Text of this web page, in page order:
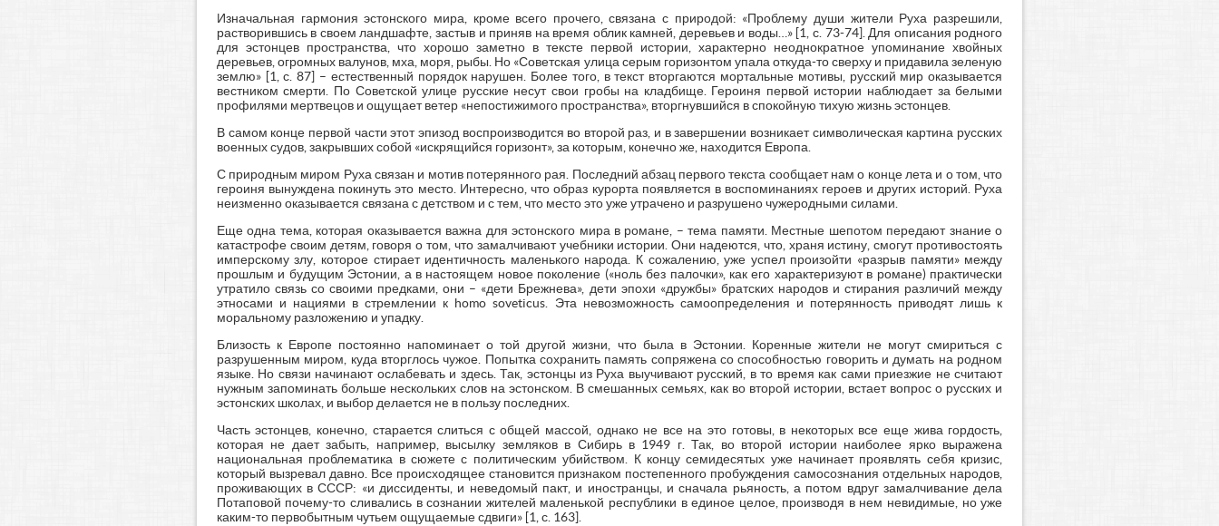
Изначальная гармония эстонского мира, кроме всего прочего, связана с природой: «Проблему души жители Руха разрешили,
растворившись в своем ландшафте, застыв и приняв на время облик камней, деревьев и воды…» [1, с. 73-74]. Для описания родного
для эстонцев пространства, что хорошо заметно в тексте первой истории, характерно неоднократное упоминание хвойных
деревьев, огромных валунов, мха, моря, рыбы. Но «Советская улица серым горизонтом упала откуда-то сверху и придавила зеленую
землю» [1, с. 87] – естественный порядок нарушен. Более того, в текст вторгаются мортальные мотивы, русский мир оказывается
вестником смерти. По Советской улице русские несут свои гробы на кладбище. Героиня первой истории наблюдает за белыми
профилями мертвецов и ощущает ветер «непостижимого пространства», вторгнувшийся в спокойную тихую жизнь эстонцев.
В самом конце первой части этот эпизод воспроизводится во второй раз, и в завершении возникает символическая картина русских
военных судов, закрывших собой «искрящийся горизонт», за которым, конечно же, находится Европа.
С природным миром Руха связан и мотив потерянного рая. Последний абзац первого текста сообщает нам о конце лета и о том, что
героиня вынуждена покинуть это место. Интересно, что образ курорта появляется в воспоминаниях героев и других историй. Руха
неизменно оказывается связана с детством и с тем, что место это уже утрачено и разрушено чужеродными силами.
Еще одна тема, которая оказывается важна для эстонского мира в романе, – тема памяти. Местные шепотом передают знание о
катастрофе своим детям, говоря о том, что замалчивают учебники истории. Они надеются, что, храня истину, смогут противостоять
имперскому злу, которое стирает идентичность маленького народа. К сожалению, уже успел произойти «разрыв памяти» между
прошлым и будущим Эстонии, а в настоящем новое поколение («ноль без палочки», как его характеризуют в романе) практически
утратило связь со своими предками, они – «дети Брежнева», дети эпохи «дружбы» братских народов и стирания различий между
этносами и нациями в стремлении к homo soveticus. Эта невозможность самоопределения и потерянность приводят лишь к
моральному разложению и упадку.
Близость к Европе постоянно напоминает о той другой жизни, что была в Эстонии. Коренные жители не могут смириться с
разрушенным миром, куда вторглось чужое. Попытка сохранить память сопряжена со способностью говорить и думать на родном
языке. Но связи начинают ослабевать и здесь. Так, эстонцы из Руха выучивают русский, в то время как сами приезжие не считают
нужным запоминать больше нескольких слов на эстонском. В смешанных семьях, как во второй истории, встает вопрос о русских и
эстонских школах, и выбор делается не в пользу последних.
Часть эстонцев, конечно, старается слиться с общей массой, однако не все на это готовы, в некоторых все еще жива гордость,
которая не дает забыть, например, высылку земляков в Сибирь в 1949 г. Так, во второй истории наиболее ярко выражена
национальная проблематика в сюжете с политическим убийством. К концу семидесятых уже начинает проявлять себя кризис,
который вызревал давно. Все происходящее становится признаком постепенного пробуждения самосознания отдельных народов,
проживающих в СССР: «и диссиденты, и неведомый пакт, и иностранцы, и сначала рьяность, а потом вдруг замалчивание дела
Потаповой почему-то сливались в сознании жителей маленькой республики в единое целое, производя в нем невидимые, но уже
каким-то первобытным чутьем ощущаемые сдвиги» [1, с. 163].